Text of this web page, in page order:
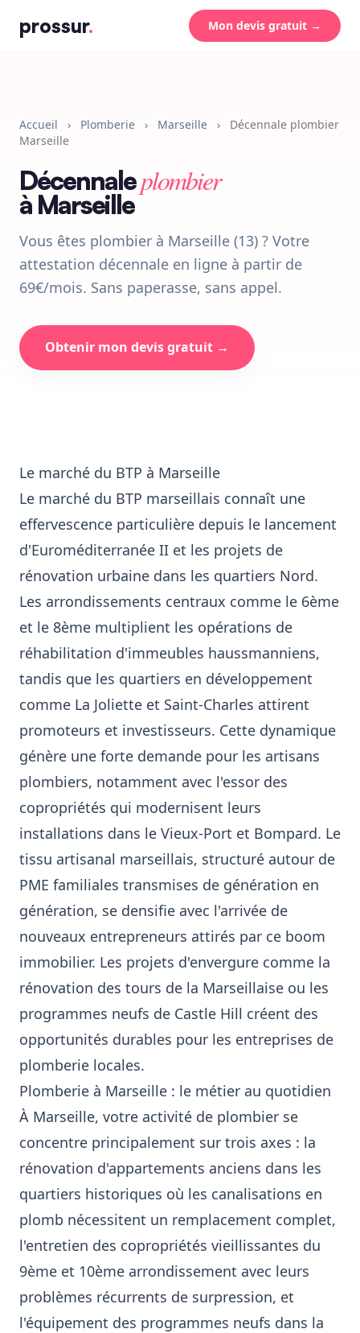
prossur. Mon devis gratuit →
Accueil › Plomberie › Marseille ›
Décennale plombier
Marseille
Décennaleplombier
à Marseille
Vous êtes plombier à Marseille (13) ? Votre
attestation décennale en ligne à partir de
69€/mois. Sans paperasse, sans appel.
Obtenir mon devis gratuit →
Le marché du BTP à Marseille
Le marché du BTP marseillais connaît une
effervescence particulière depuis le lancement
d'Euroméditerranée II et les projets de
rénovation urbaine dans les quartiers Nord.
Les arrondissements centraux comme le 6ème
et le 8ème multiplient les opérations de
réhabilitation d'immeubles haussmanniens,
tandis que les quartiers en développement
comme La Joliette et Saint-Charles attirent
promoteurs et investisseurs. Cette dynamique
génère une forte demande pour les artisans
plombiers, notamment avec l'essor des
copropriétés qui modernisent leurs
installations dans le Vieux-Port et Bompard. Le
tissu artisanal marseillais, structuré autour de
PME familiales transmises de génération en
génération, se densifie avec l'arrivée de
nouveaux entrepreneurs attirés par ce boom
immobilier. Les projets d'envergure comme la
rénovation des tours de la Marseillaise ou les
programmes neufs de Castle Hill créent des
opportunités durables pour les entreprises de
plomberie locales.
Plomberie à Marseille : le métier au quotidien
À Marseille, votre activité de plombier se
concentre principalement sur trois axes : la
rénovation d'appartements anciens dans les
quartiers historiques où les canalisations en
plomb nécessitent un remplacement complet,
l'entretien des copropriétés vieillissantes du
9ème et 10ème arrondissement avec leurs
problèmes récurrents de surpression, et
l'équipement des programmes neufs dans la